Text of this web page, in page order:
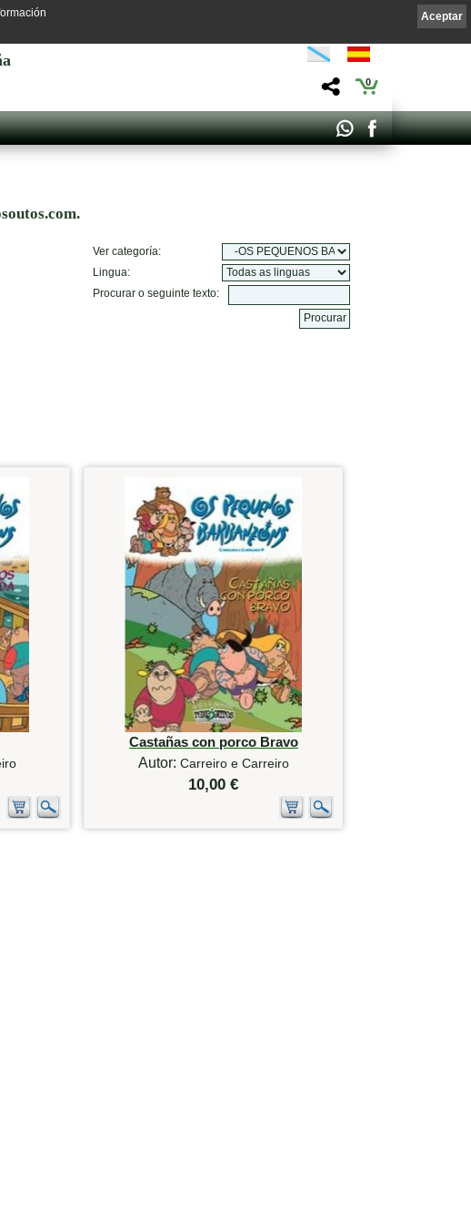
0
Ver categoría:
Lingua:
Procurar o seguinte texto:
Castañas con porco Bravo
Autor: Carreiro e Carreiro
10,00 €
Aceptar